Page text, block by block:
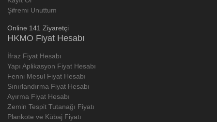
Şifremi Unuttum
Online 141 Ziyaretçi
HKMO Fiyat Hesabı
İfraz Fiyat Hesabı
Yapı Aplikasyon Fiyat Hesabı
Fenni Mesul Fiyat Hesabı
Sınırlandırma Fiyat Hesabı
Ayırma Fiyat Hesabı
Zemin Tespit Tutanağı Fiyatı
Plankote ve Kübaj Fiyatı